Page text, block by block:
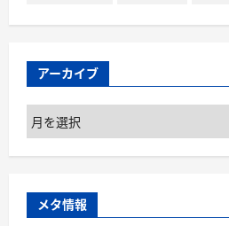
アーカイブ
ア
ー
カ
ブ
メタ情報